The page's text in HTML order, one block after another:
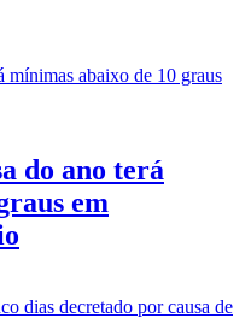
do ano terá
em